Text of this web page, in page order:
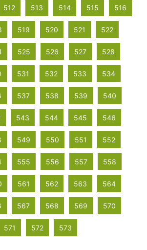
512 513 514 515 516
519 520 521 522
525 526 527 528
531 532 533 534
537 538 539 540
543 544 545 546
549 550 551 552
555 556 557 558
561 562 563 564
567 568 569 570
571 572 573